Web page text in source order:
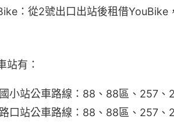
：從2號出口出站後租借YouBike
站有：
小站公車路線：88、88區、257
口站公車路線：88、88區、257